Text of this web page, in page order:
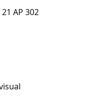
21 AP 302